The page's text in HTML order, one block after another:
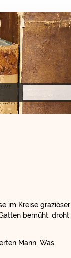
im Kreise graziöser
bemüht, droht
Mann. Was